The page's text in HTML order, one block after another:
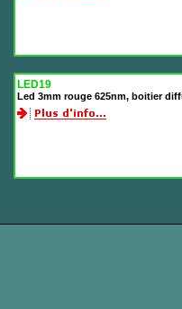
LED19
Led 3mm rouge 625nm, boitier